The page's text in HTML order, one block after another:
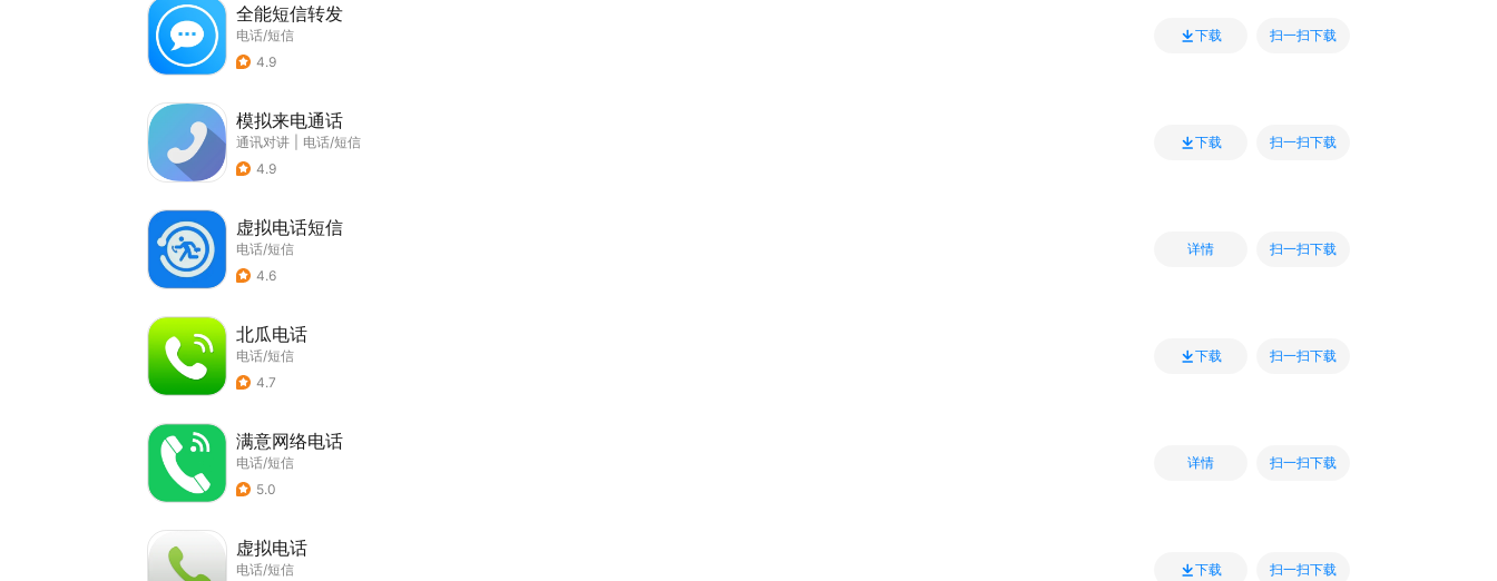
全能短信转发
电话/短信
4.9
下载 扫一扫下载
模拟来电通话
通讯对讲
电话/短信
4.9
下载 扫一扫下载
虚拟电话短信
电话/短信
4.6
详情 扫一扫下载
北瓜电话
电话/短信
4.7
下载 扫一扫下载
满意网络电话
电话/短信
5.0
详情 扫一扫下载
虚拟电话
电话/短信
下载 扫一扫下载